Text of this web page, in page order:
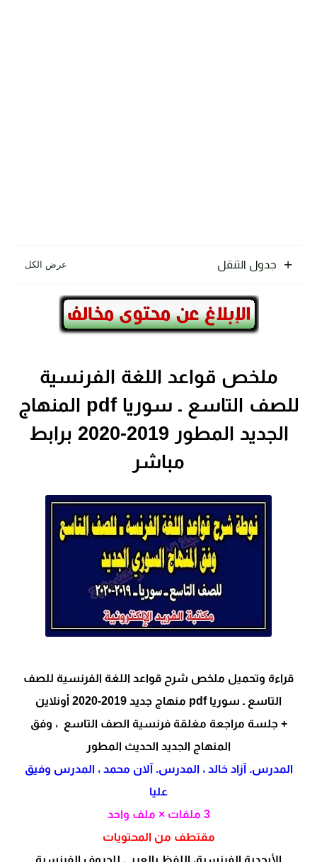
جدول التنقل
ملخص قواعد اللغة الفرنسية
للصف التاسع ـ سوريا pdf المنهاج
الجديد المطور 2019-2020 برابط
مباشر
قراءة وتحميل ملخص شرح قواعد اللغة الفرنسية للصف
التاسع ـ سوريا pdf منهاج جديد 2019-2020 أونلاين
+ جلسة مراجعة مغلقة فرنسية الصف التاسع ، وفق
المنهاج الجديد الحديث المطور
المدرس. آزاد خالد ، المدرس. آلان محمد ، المدرس وفيق
عليا
3 ملفات × ملف واحد
مقتطف من المحتويات